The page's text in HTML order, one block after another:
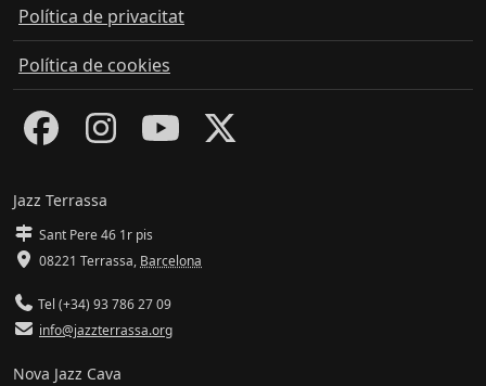
Política de privacitat
Política de cookies
Jazz Terrassa
Sant Pere 46 1r pis
08221 Terrassa, Barcelona
Tel (+34) 93 786 27 09
info@jazzterrassa.org
Nova Jazz Cava